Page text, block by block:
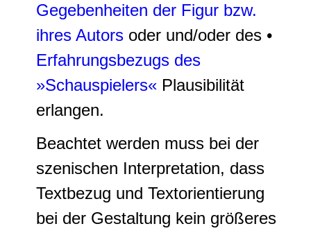
Gegebenheiten der Figur bzw.
ihres Autors oder und/oder des •
Erfahrungsbezugs des
»Schauspielers« Plausibilität
erlangen.
Beachtet werden muss bei der
szenischen Interpretation, dass
Textbezug und Textorientierung
bei der Gestaltung kein größeres